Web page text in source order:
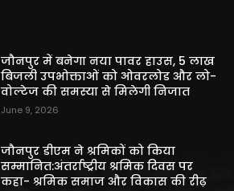
जौनपुर में बनेगा नया पावर हाउस, 5 लाख
बिजली उपभोक्ताओं को ओवरलोड और लो-
वोल्टेज की समस्या से मिलेगी निजात
June 9, 2026
जौनपुर डीएम ने श्रमिकों को किया
सम्मानित:अंतर्राष्ट्रीय श्रमिक दिवस पर
कहा- श्रमिक समाज और विकास की रीढ़